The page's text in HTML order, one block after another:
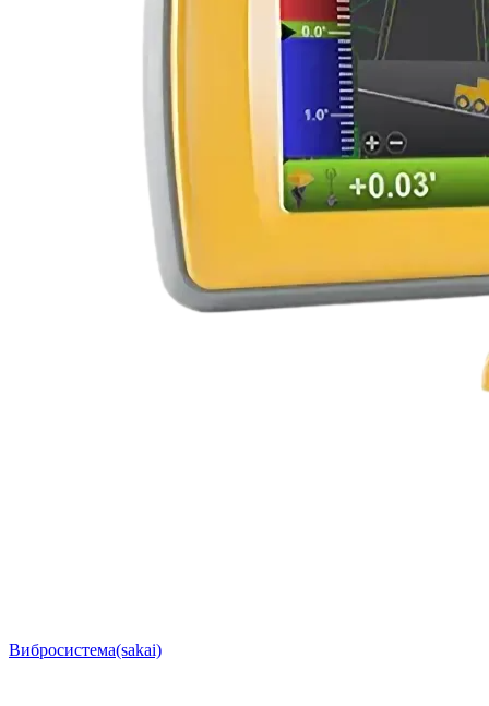
Вибросистема(sakai)